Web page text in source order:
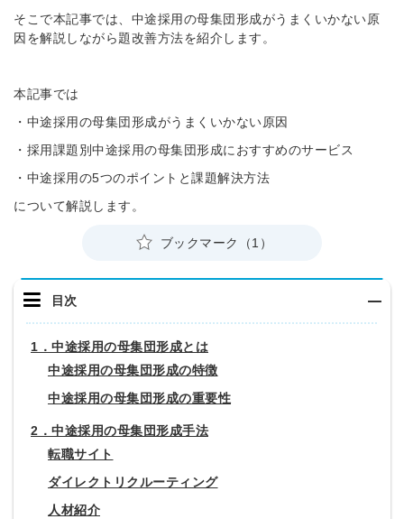
そこで本記事では、中途採用の母集団形成がうまくいかない原
因を解説しながら題改善方法を紹介します。
本記事では
・中途採用の母集団形成がうまくいかない原因
・採用課題別中途採用の母集団形成におすすめのサービス
・中途採用の5つのポイントと課題解決方法
について解説します。
ブックマーク（1）
目次
1．中途採用の母集団形成とは
中途採用の母集団形成の特徴
中途採用の母集団形成の重要性
2．中途採用の母集団形成手法
転職サイト
ダイレクトリクルーティング
人材紹介